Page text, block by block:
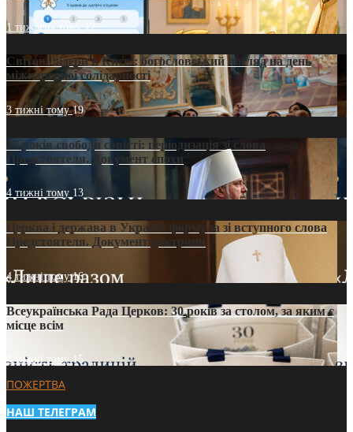
1 тиждень тому12
Світові лідери в Києві: богословський погляд на день
міжнародної солідарності
3 тижні тому19
35 років свободи совісті: періодизація зі слова
Предстоятеля. Документ епохи
4 тижні тому 13
Церква і держава в Україні: формула зі вступного слова
Предстоятеля. Документ доктрини
4 тижні тому16
Всеукраїнська Рада Церков: 30 років за столом, за яким є
місце всім
4 тижні тому15
ПОЖЕРТВА
НАШ ТЕЛЕГРАМ